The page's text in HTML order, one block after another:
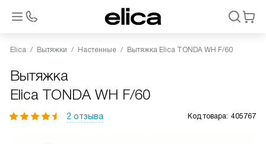
Elica Вытяжки Настенные Вытяжка Elica TONDA WH F/60
Вытяжка
Elica TONDA WH F/60
2 отзыва Код товара: 405767